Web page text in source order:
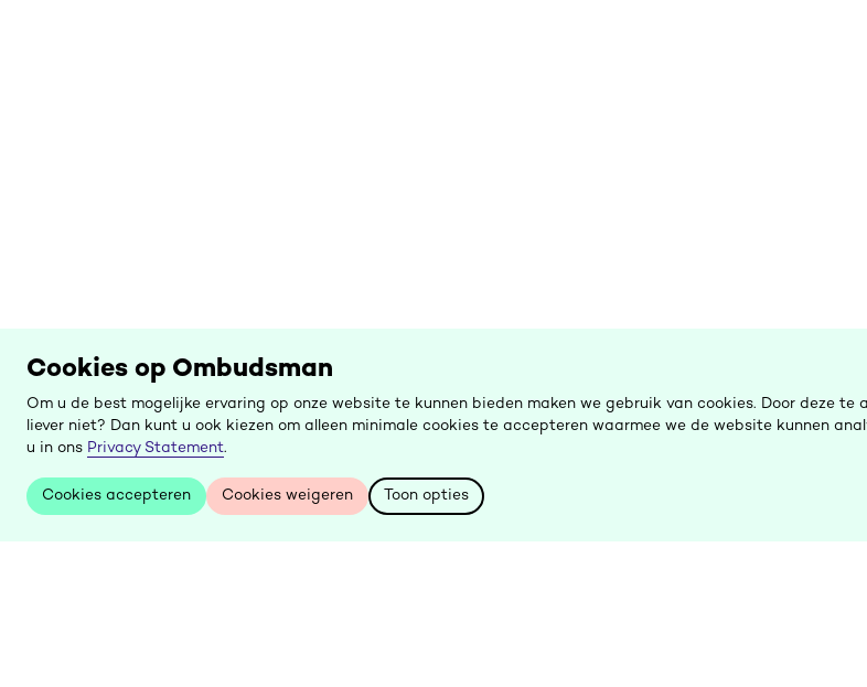
Cookies op Ombudsman
Om u de best mogelijke ervaring op onze website te kunnen bieden maken we gebruik van cookies. Door deze
liever niet? Dan kunt u ook kiezen om alleen minimale cookies te accepteren waarmee we de website kunnen
u in ons Privacy Statement.
Cookies accepteren
Cookies accepteren
Cookies weigeren
Cookies weigeren
Toon opties
Toon opties